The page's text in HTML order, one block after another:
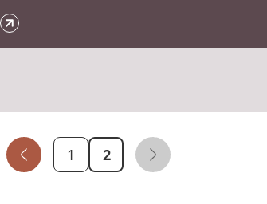
Publikations -
1 2